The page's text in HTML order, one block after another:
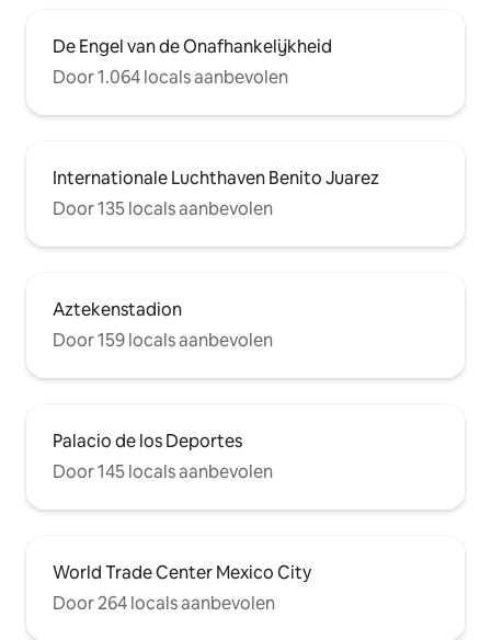
De Engel van de Onafhankelijkheid
Door 1.064 locals aanbevolen
Internationale Luchthaven Benito Juarez
Door 135 locals aanbevolen
Aztekenstadion
Door 159 locals aanbevolen
Palacio de los Deportes
Door 145 locals aanbevolen
World Trade Center Mexico City
Door 264 locals aanbevolen